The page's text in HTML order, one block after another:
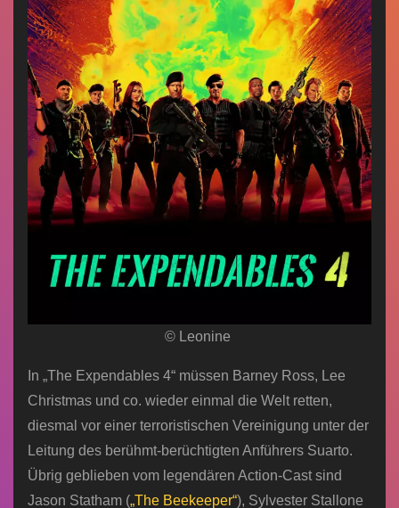
© Leonine
In „The Expendables 4“ müssen Barney Ross, Lee
Christmas und co. wieder einmal die Welt retten,
diesmal vor einer terroristischen Vereinigung unter der
Leitung des berühmt-berüchtigten Anführers Suarto.
Übrig geblieben vom legendären Action-Cast sind
Jason Statham („The Beekeeper“), Sylvester Stallone